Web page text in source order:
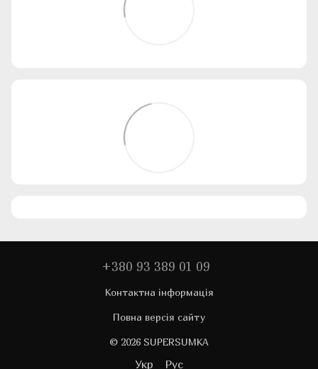
+380 93 389 01 09
Контактна інформація
Повна версія сайту
© 2026 SUPERSUMKA
Укр Рус